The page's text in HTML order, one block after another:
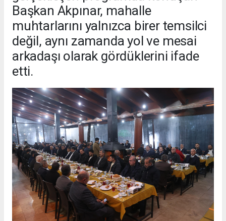
Başkan Akpınar, mahalle
muhtarlarını yalnızca birer temsilci
değil, aynı zamanda yol ve mesai
arkadaşı olarak gördüklerini ifade
etti.